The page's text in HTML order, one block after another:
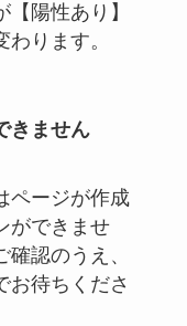
陽性あり】
ります。
きません
ページが作成
ができませ
確認のうえ、
お待ちくださ